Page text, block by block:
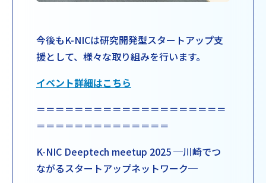
今後もK-NICは研究開発型スタートアップ支
援として、様々な取り組みを行います。
イベント詳細はこちら
＝＝＝＝＝＝＝＝＝＝＝＝＝＝＝＝＝＝＝＝
＝＝＝＝＝＝＝＝＝＝＝＝＝＝
K-NIC Deeptech meetup 2025 ─川崎でつ
ながるスタートアップネットワーク─